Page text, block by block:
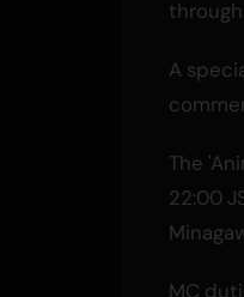
A
The
22:00
MC